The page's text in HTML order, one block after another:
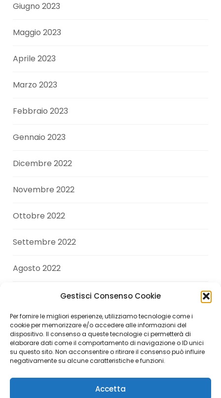
Gestisci Consenso Cookie
Per fornire le migliori esperienze, utilizziamo tecnologie come i
cookie per memorizzare e/o accedere alle informazioni del
dispositivo. Il consenso a queste tecnologie ci permetterà di
elaborare dati come il comportamento di navigazione o ID unici
su questo sito. Non acconsentire o ritirare il consenso può influire
negativamente su alcune caratteristiche e funzioni.
Accetta
Giugno 2023
Maggio 2023
Aprile 2023
Marzo 2023
Febbraio 2023
Gennaio 2023
Dicembre 2022
Novembre 2022
Ottobre 2022
Settembre 2022
Agosto 2022
Giugno 2022
Aprile 2022